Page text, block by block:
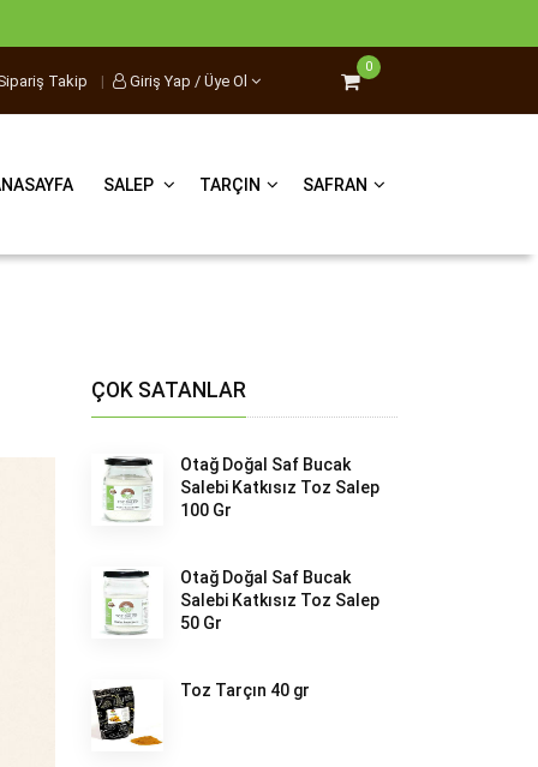
Takip | Giriş Yap / Üye Ol
0
SALEP TARÇIN SAFRAN
ÇOK SATANLAR
Otağ Doğal Saf Bucak
Salebi Katkısız Toz Salep
100 Gr
Otağ Doğal Saf Bucak
Salebi Katkısız Toz Salep
50 Gr
Toz Tarçın 40 gr